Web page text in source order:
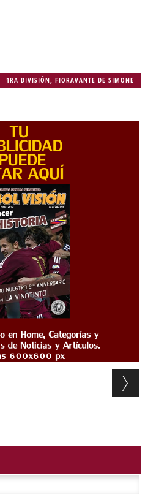
1RA DIVISIÓN,FIORAVANTE DE SIMONE